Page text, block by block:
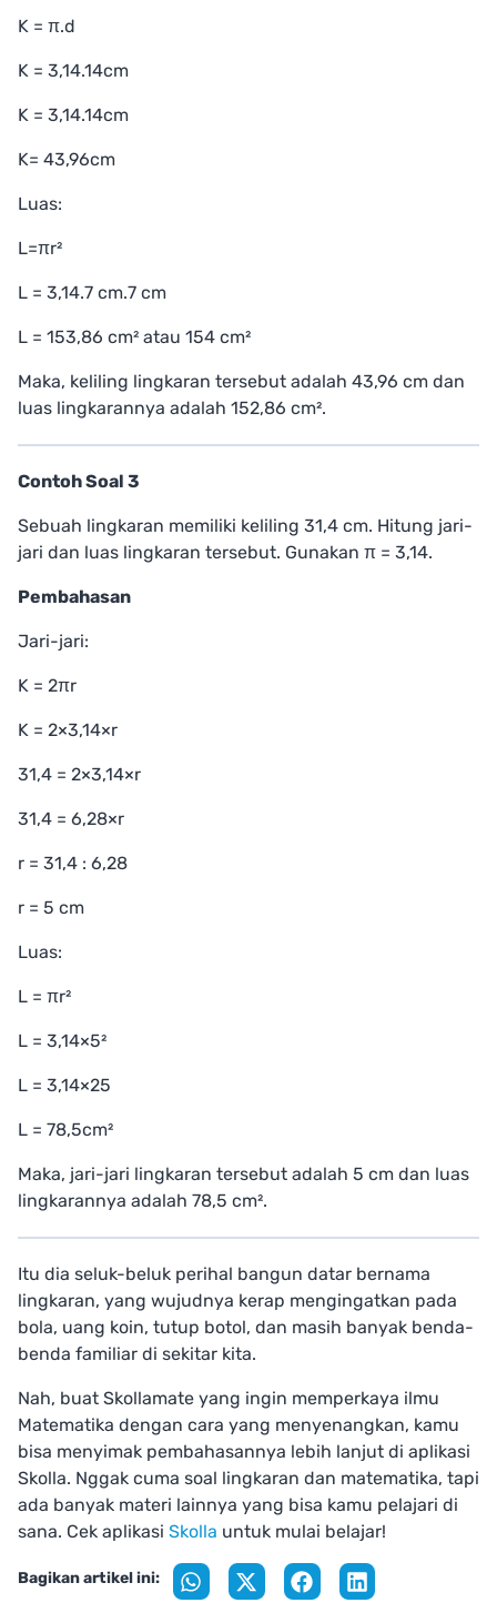
K = π.d
K = 3,14.14cm
K = 3,14.14cm
K= 43,96cm
Luas:
L=πr²
L = 3,14.7 cm.7 cm
L = 153,86 cm² atau 154 cm²
Maka, keliling lingkaran tersebut adalah 43,96 cm dan
luas lingkarannya adalah 152,86 cm².
Contoh Soal 3
Sebuah lingkaran memiliki keliling 31,4 cm. Hitung jari-
jari dan luas lingkaran tersebut. Gunakan π = 3,14.
Pembahasan
Jari-jari:
K = 2πr
K = 2×3,14×r
31,4 = 2×3,14×r
31,4 = 6,28×r
r = 31,4 : 6,28
r = 5 cm
Luas:
L = πr²
L = 3,14×5²
L = 3,14×25
L = 78,5cm²
Maka, jari-jari lingkaran tersebut adalah 5 cm dan luas
lingkarannya adalah 78,5 cm².
Itu dia seluk-beluk perihal bangun datar bernama
lingkaran, yang wujudnya kerap mengingatkan pada
bola, uang koin, tutup botol, dan masih banyak benda-
benda familiar di sekitar kita.
Nah, buat Skollamate yang ingin memperkaya ilmu
Matematika dengan cara yang menyenangkan, kamu
bisa menyimak pembahasannya lebih lanjut di aplikasi
Skolla. Nggak cuma soal lingkaran dan matematika, tapi
ada banyak materi lainnya yang bisa kamu pelajari di
sana. Cek aplikasi Skolla untuk mulai belajar!
Bagikan artikel ini: